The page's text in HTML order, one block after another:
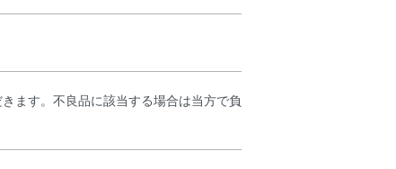
ます。不良品に該当する場合は当方で負